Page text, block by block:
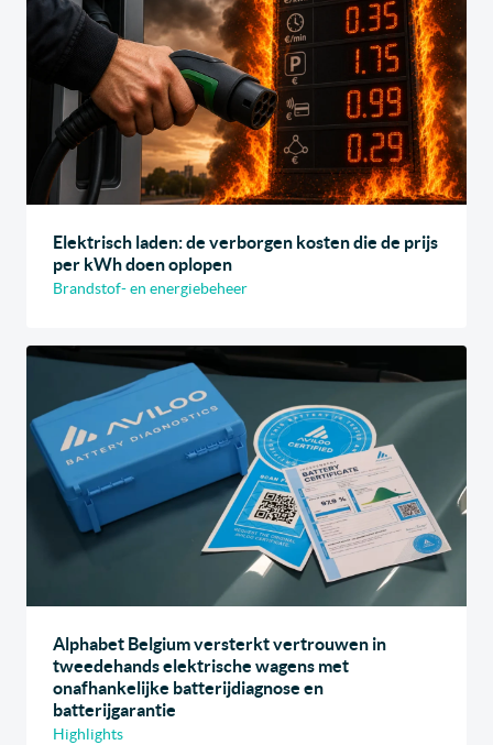
Elektrisch laden: de verborgen kosten die de prijs
per kWh doen oplopen
Brandstof- en energiebeheer
Alphabet Belgium versterkt vertrouwen in
tweedehands elektrische wagens met
onafhankelijke batterijdiagnose en
batterijgarantie
Highlights